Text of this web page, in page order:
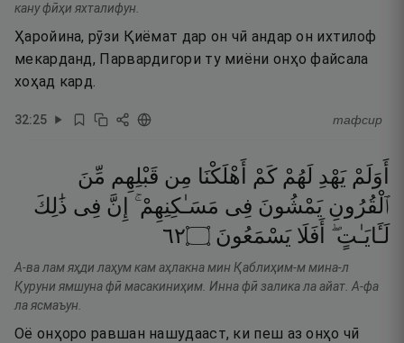
кану фӣҳи яхталифун.
Ҳаройина, рӯзи Қиёмат дар он чӣ андар он ихтилоф
мекарданд, Парвардигори ту миёни онҳо файсала
хоҳад кард.
32:25 тафсир
أَوَلَمْ يَهْدِ لَهُمْ كَمْ أَهْلَكْنَا مِن قَبْلِهِم مِّنَ
ٱلْقُرُونِ يَمْشُونَ فِى مَسَـٰكِنِهِمْ ۚ إِنَّ فِى ذَٰلِكَ
لَـَٔايَـٰتٍ ۖ أَفَلَا يَسْمَعُونَ ۝٢٦
А-ва лам яҳди лаҳум кам аҳлакна мин Қаблиҳим-м мина-л
Қуруни ямшуна фӣ масакиниҳим. Инна фӣ залика ла айат. А-фа
ла ясмаъун.
Оё онҳоро равшан нашудааст, ки пеш аз онҳо чӣ